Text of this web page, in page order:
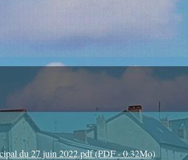
du 27 juin 2022.pdf (PDF - 0.32Mo)